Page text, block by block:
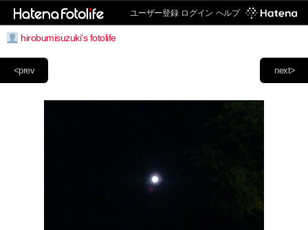
ユーザー登録 ログイン ヘルプ
hirobumisuzuki's fotolife
next>
<prev